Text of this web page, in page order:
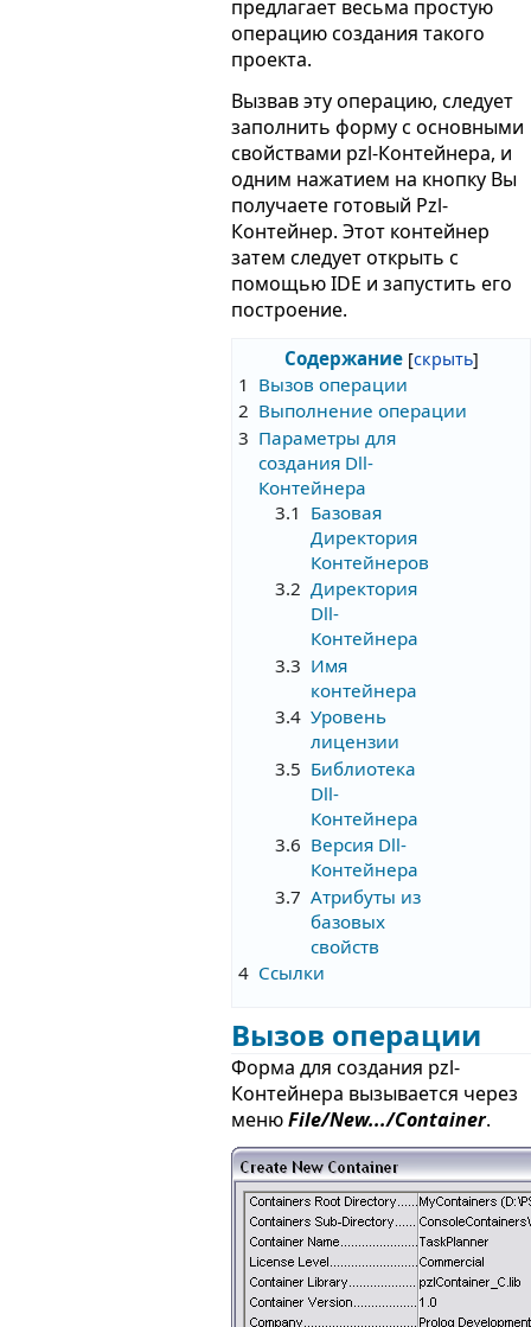
предлагает весьма простую
операцию создания такого
проекта.
Вызвав эту операцию, следует
заполнить форму с основными
свойствами pzl-Контейнера, и
одним нажатием на кнопку Вы
получаете готовый Pzl-
Контейнер. Этот контейнер
затем следует открыть с
помощью IDE и запустить его
построение.
Содержание
1 Вызов операции
2 Выполнение операции
3 Параметры для
создания Dll-
Контейнера
3.1 Базовая
Директория
Контейнеров
3.2 Директория
Dll-
Контейнера
3.3 Имя
контейнера
3.4 Уровень
лицензии
3.5 Библиотека
Dll-
Контейнера
3.6 Версия Dll-
Контейнера
3.7 Атрибуты из
базовых
свойств
4 Ссылки
Вызов операции
Форма для создания pzl-
Контейнера вызывается через
менюFile/New.../Container.